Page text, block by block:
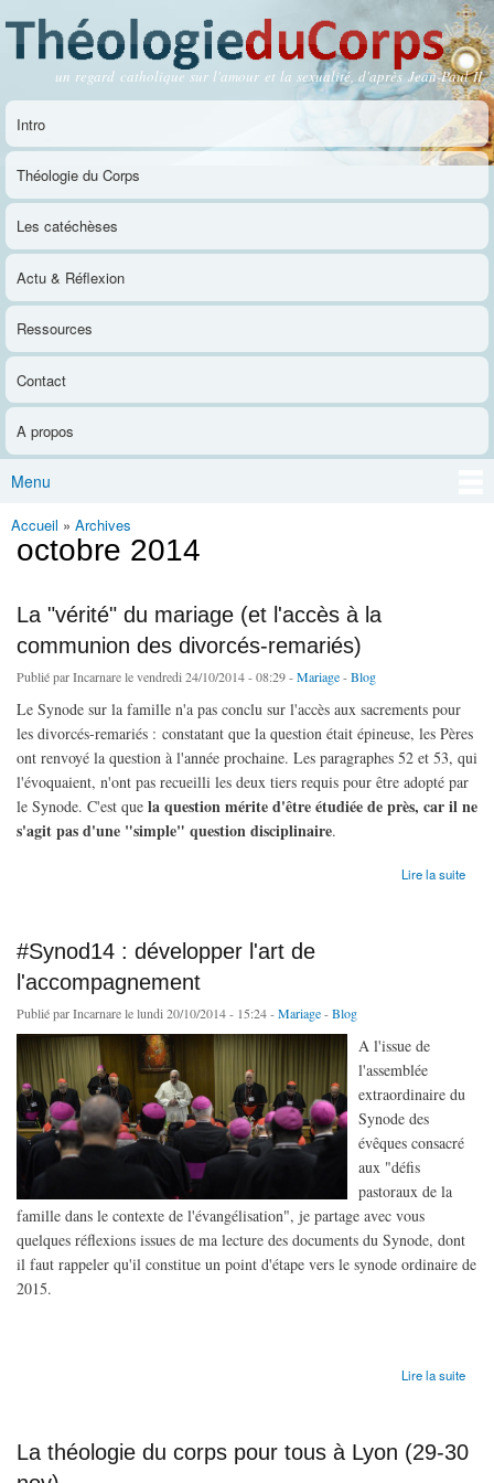
contenu
principal
Théologie du Corps
un regard catholique sur l'amour et la sexualité, d'après Jean-Paul II
Menu principal
Intro
Théologie du Corps
Les catéchèses
Actu & Réflexion
Ressources
Contact
A propos
Menu
Vous êtes ici
Accueil » Archives
octobre 2014
La "vérité" du mariage (et l'accès à la
communion des divorcés-remariés)
Publié parIncarnarele vendredi 24/10/2014 - 08:29 -Mariage-Blog
Le Synode sur la famille n'a pas conclu sur l'accès aux sacrements pour
les divorcés-remariés : constatant que la question était épineuse, les Pères
ont renvoyé la question à l'année prochaine. Les paragraphes 52 et 53, qui
l'évoquaient, n'ont pas recueilli les deux tiers requis pour être adopté par
le Synode. C'est que la question mérite d'être étudiée de près, car il ne
s'agit pas d'une "simple" question disciplinaire.
Lire la suite
de La "vérité" du mariage (et l'accès à la communion des divorcés-remariés)
#Synod14 : développer l'art de
l'accompagnement
Publié parIncarnarele lundi 20/10/2014 - 15:24 -Mariage-Blog
A l'issue de
l'assemblée
extraordinaire du
Synode des
évêques consacré
aux "défis
pastoraux de la
famille dans le contexte de l'évangélisation", je partage avec vous
quelques réflexions issues de ma lecture des documents du Synode, dont
il faut rappeler qu'il constitue un point d'étape vers le synode ordinaire de
2015.
Lire la suite
La théologie du corps pour tous à Lyon (29-30